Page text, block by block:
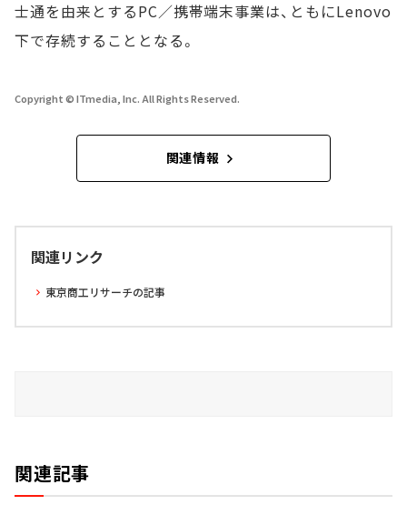
士通を由来とするPC／携帯端末事業は、ともにLenovo
下で存続することとなる。
Copyright © ITmedia, Inc. All Rights Reserved.
関連情報
関連リンク
東京商工リサーチの記事
関連記事